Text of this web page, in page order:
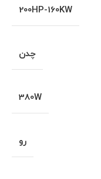
200HP-160KW
چدن
380W
رو